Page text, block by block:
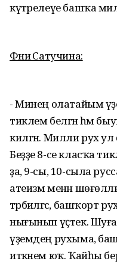
күтәрелеүе башҡа
Фәниә Сатучина:
- Минең олатайым
тиклем белгән һәм
килгән. Милли рух ул
Беҙҙе 8-се класҡа
ҙа, 9-сы, 10-сыла
атеизм менән
тәрбиәләгәс, башҡорт
нығынып үҫтек. Шуға
үҙемдең рухыма,
иткәнем юҡ. Ҡайһы